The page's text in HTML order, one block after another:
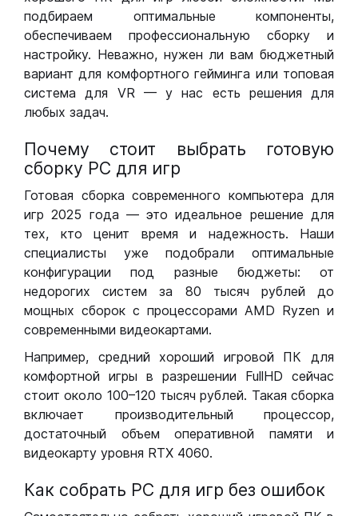
подбираем оптимальные компоненты,
обеспечиваем профессиональную сборку и
настройку. Неважно, нужен ли вам бюджетный
вариант для комфортного гейминга или топовая
система для VR — у нас есть решения для
любых задач.
Почему стоит выбрать готовую
сборку РС для игр
Готовая сборка современного компьютера для
игр 2025 года — это идеальное решение для
тех, кто ценит время и надежность. Наши
специалисты уже подобрали оптимальные
конфигурации под разные бюджеты: от
недорогих систем за 80 тысяч рублей до
мощных сборок с процессорами AMD Ryzen и
современными видеокартами.
Например, средний хороший игровой ПК для
комфортной игры в разрешении FullHD сейчас
стоит около 100–120 тысяч рублей. Такая сборка
включает производительный процессор,
достаточный объем оперативной памяти и
видеокарту уровня RTX 4060.
Как собрать РС для игр без ошибок